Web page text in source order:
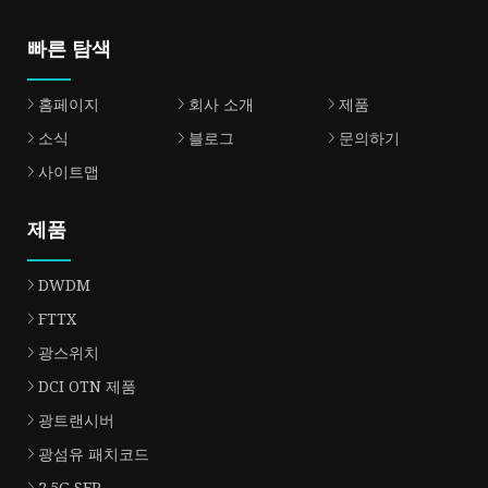
빠른 탐색
홈페이지 회사 소개
제품
소식
블로그
문의하기
사이트맵
제품
DWDM
FTTX
광스위치
DCI OTN 제품
광트랜시버
광섬유 패치코드